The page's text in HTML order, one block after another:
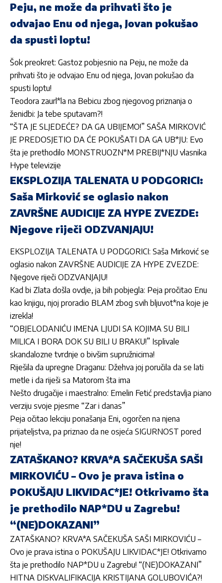
Peju, ne može da prihvati što je
odvajao Enu od njega, Jovan pokušao
da spusti loptu!
Šok preokret: Gastoz pobjesnio na Peju, ne može da
prihvati što je odvajao Enu od njega, Jovan pokušao da
spusti loptu!
Teodora zaurl*la na Bebicu zbog njegovog priznanja o
ženidbi: Ja tebe sputavam?!
“ŠTA JE SLJEDEĆE? DA GA UBIJEMO!” SAŠA MIRKOVIĆ
JE PREDOSJETIO DA ĆE POKUŠATI DA GA UB*JU: Evo
šta je prethodilo MONSTRUOZN*M PREBIJ*NJU vlasnika
Hype televizije
EKSPLOZIJA TALENATA U PODGORICI:
Saša Mirković se oglasio nakon
ZAVRŠNE AUDICIJE ZA HYPE ZVEZDE:
Njegove riječi ODZVANJAJU!
EKSPLOZIJA TALENATA U PODGORICI: Saša Mirković se
oglasio nakon ZAVRŠNE AUDICIJE ZA HYPE ZVEZDE:
Njegove riječi ODZVANJAJU!
Kad bi Zlata došla ovdje, ja bih pobjegla: Peja pročitao Enu
kao knjigu, njoj proradio BLAM zbog svih bljuvot*na koje je
izrekla!
“OBJELODANIĆU IMENA LJUDI SA KOJIMA SU BILI
MILICA I BORA DOK SU BILI U BRAKU!” Isplivale
skandalozne tvrdnje o bivšim supružnicima!
Riješila da upregne Draganu: Džehva joj poručila da se lati
metle i da riješi sa Matorom šta ima
Nešto drugačije i maestralno: Emelin Fetić predstavlja piano
verziju svoje pjesme “Zar i danas”
Peja očitao lekciju ponašanja Eni, ogorčen na njena
prijateljstva, pa priznao da ne osjeća SIGURNOST pored
nje!
ZATAŠKANO? KRVA*A SAČEKUŠA SAŠI
MIRKOVIĆU – Ovo je prava istina o
POKUŠAJU LIKVIDAC*JE! Otkrivamo šta
je prethodilo NAP*DU u Zagrebu!
“(NE)DOKAZANI”
ZATAŠKANO? KRVA*A SAČEKUŠA SAŠI MIRKOVIĆU –
Ovo je prava istina o POKUŠAJU LIKVIDAC*JE! Otkrivamo
šta je prethodilo NAP*DU u Zagrebu! “(NE)DOKAZANI”
HITNA DISKVALIFIKACIJA KRISTIJANA GOLUBOVIĆA?!